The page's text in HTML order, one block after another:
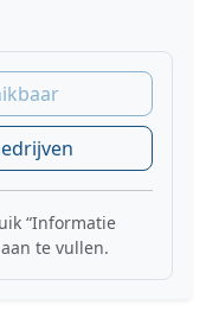
“Informatie
te vullen.